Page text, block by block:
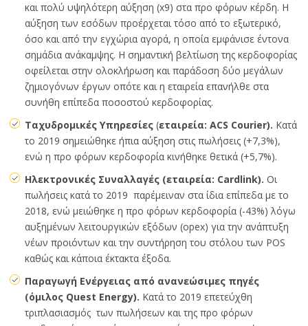
και πολύ υψηλότερη αύξηση (x9) στα προ φόρων κέρδη. Η
αύξηση των εσόδων προέρχεται τόσο από το εξωτερικό,
όσο και από την εγχώρια αγορά, η οποία εμφάνισε έντονα
σημάδια ανάκαμψης. Η σημαντική βελτίωση της κερδοφορίας
οφείλεται στην ολοκλήρωση και παράδοση δύο μεγάλων
ζημιογόνων έργων οπότε και η εταιρεία επανήλθε στα
συνήθη επίπεδα ποσοστού κερδοφορίας.
Ταχυδρομικές Υπηρεσίες (εταιρεία: ACS Courier). Κατά
το 2019 σημειώθηκε ήπια αύξηση στις πωλήσεις (+7,3%),
ενώ η προ φόρων κερδοφορία κινήθηκε θετικά (+5,7%).
Ηλεκτρονικές Συναλλαγές (εταιρεία: Cardlink). Οι
πωλήσεις κατά το 2019 παρέμειναν στα ίδια επίπεδα με το
2018, ενώ μειώθηκε η προ φόρων κερδοφορία (-43%) λόγω
αυξημένων λειτουργικών εξόδων (opex) για την ανάπτυξη
νέων προιόντων και την συντήρηση του στόλου των POS
καθώς και κάποια έκτακτα έξοδα.
Παραγωγή Ενέργειας από ανανεώσιμες πηγές
(όμιλος Quest Energy). Κατά το 2019 επετεύχθη
τριπλασιασμός των πωλήσεων και της προ φόρων